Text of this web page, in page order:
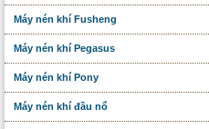
Máy nén khí Fusheng
Máy nén khí Pegasus
Máy nén khí Pony
Máy nén khí đầu nổ